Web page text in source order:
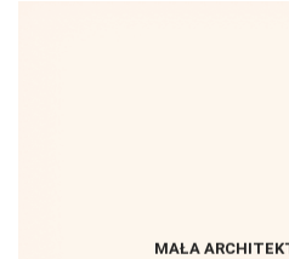
MAŁA